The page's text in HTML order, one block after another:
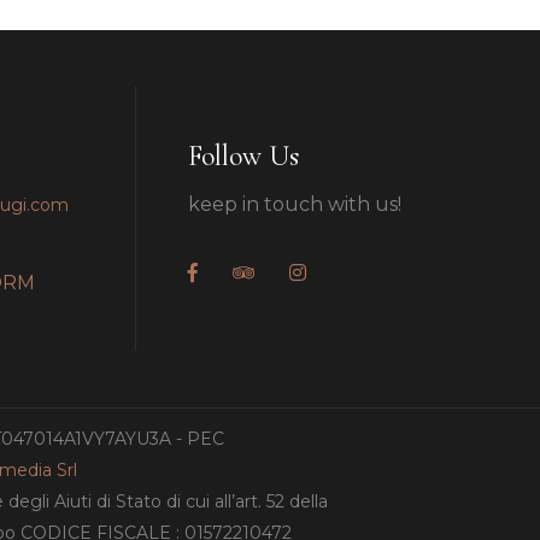
Follow Us
keep in touch with us!
- PEC
Srl
Aiuti di Stato di cui all’art. 52 della
CODICE FISCALE : 01572210472